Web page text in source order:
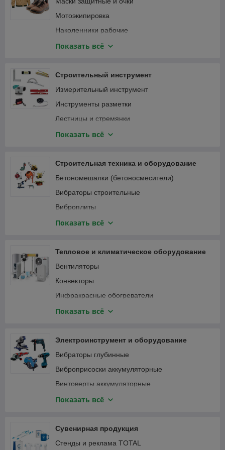
Мотоэкипировка
Наколенники рабочие
Наушники
Привязь страховочная
Спецодежда
Показать всё
Строительный инструмент
Измерительный инструмент
Инструменты разметки
Лестницы и стремянки
Зажимы
Монтажный инструмент
Мусоропровод
Наборы ручного инструмента
Паяльники, оловоотсосы
Пневматический инструмент
Столярно-слесарный инструмент
Показать всё
Строительная техника и оборудование
Бетономешалки (бетоносмесители)
Вибраторы строительные
Виброплиты
Виброрейки
Генераторы и электростанции
Затирочные машины
Компрессоры
Мотобуры и мотодрели
Мотопомпы
Пылесосы строительные
Сварочные аппараты
Станки
Трубогибы, арматурогибы
Швонарезчики
Показать всё
Тепловое и климатическое оборудование
Вентиляторы
Конвекторы
Инфракрасные обогреватели
Кондиционеры
Тепловые пушки
Терморегуляторы (термостаты)
Масляные радиаторы
Показать всё
Электроинструмент и оборудование
Вибраторы глубинные
Виброприсоски аккумуляторные
Винтоверты аккумуляторные
Гаечные ключи и трещотки аккумуляторные
Гвоздезабивные пистолеты, степлеры
Дрели
Показать всё
Сувенирная продукция
Стенды и реклама TOTAL